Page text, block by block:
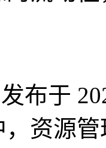
发布于
资源